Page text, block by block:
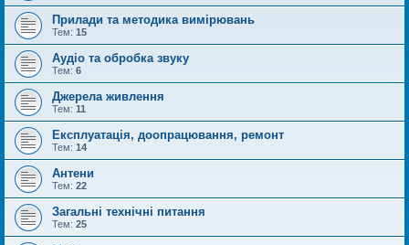
Прилади та методика вимірювань
Тем: 15
Аудіо та обробка звуку
Тем: 6
Джерела живлення
Тем: 11
Експлуатація, доопрацювання, ремонт
Тем: 14
Антени
Тем: 22
Загальні технічні питання
Тем: 25